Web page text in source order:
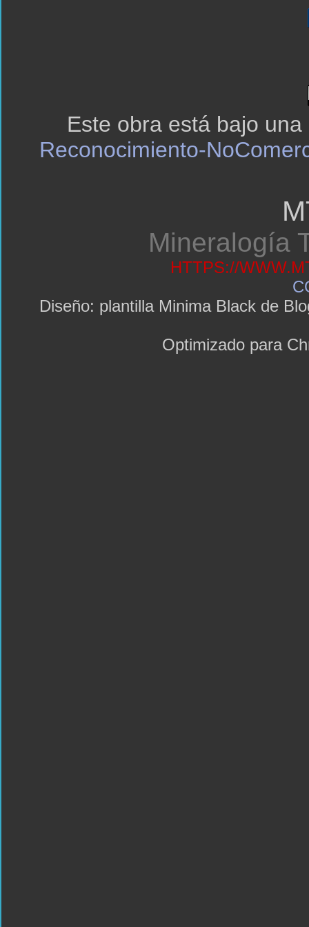
Este obra está bajo una
Reconocimiento-
Mineralogía
HTTPS://
Diseño: plantilla Minima Black de
Optimizado para